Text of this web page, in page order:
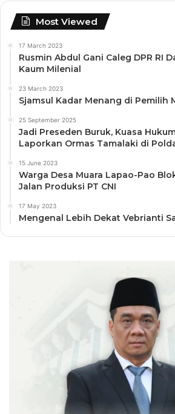
Most Viewed
17 March 2023
Rusmin Abdul Gani Caleg DPR RI
Kaum Milenial
23 March 2023
Sjamsul Kadar Menang di Pemilih
25 September 2025
Jadi Preseden Buruk, Kuasa
Laporkan Ormas Tamalaki di
15 June 2023
Warga Desa Muara Lapao-Pao
Jalan Produksi PT CNI
17 May 2023
Mengenal Lebih Dekat Vebrianti